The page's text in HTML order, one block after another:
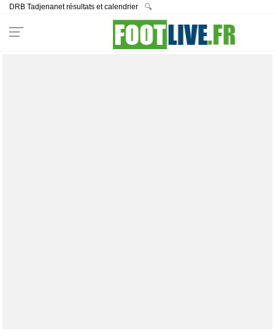
DRB Tadjenanet résultats et calendrier 🔍